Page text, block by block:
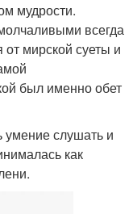
мудрости.
всегда
мирской суеты и
был именно обет
умение слушать и
как